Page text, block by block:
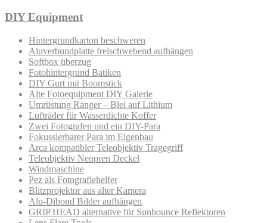
DIY Equipment
Hintergrundkarton beschweren
Aluverbundplatte freischwebend aufhängen
Softbox überzug
Fotohintergrund Batiken
DIY Gurt mit Boomstick
Alte Fotoequipment DIY Galerie
Umrüstung Ranger – Blei auf Lithium
Lufträder für Wasserdichte Koffer
Zwei Fotografen und ein DIY-Para
Fokussierbarer Para im Eigenbau
Arca kompatibler Teleobjektiv Tragegriff
Teleobjektiv Neopren Deckel
Windmaschine
Pez als Fotografiehelfer
Blitzprojektor aus alter Kamera
Alu-Dibond Bilder aufhängen
GRIP HEAD alternative für Sunbounce Reflektoren